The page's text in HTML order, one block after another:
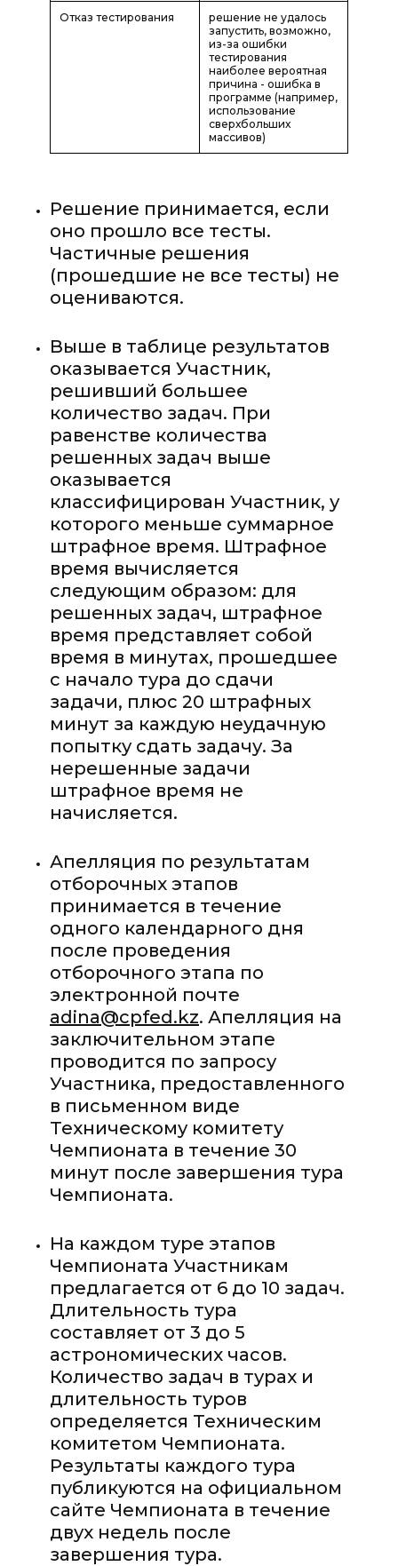
Отказ тестирования
решение не удалось
запустить, возможно,
из-за ошибки
тестирования
наиболее вероятная
причина - ошибка в
программе (например,
использование
сверхбольших
массивов)
Решение принимается, если
оно прошло все тесты.
Частичные решения
(прошедшие не все тесты) не
оцениваются.
Выше в таблице результатов
оказывается Участник,
решивший большее
количество задач. При
равенстве количества
решенных задач выше
оказывается
классифицирован Участник, у
которого меньше суммарное
штрафное время. Штрафное
время вычисляется
следующим образом: для
решенных задач, штрафное
время представляет собой
время в минутах, прошедшее
с начало тура до сдачи
задачи, плюс 20 штрафных
минут за каждую неудачную
попытку сдать задачу. За
нерешенные задачи
штрафное время не
начисляется.
Апелляция по результатам
отборочных этапов
принимается в течение
одного календарного дня
после проведения
отборочного этапа по
электронной почте
adina@cpfed.kz. Апелляция на
заключительном этапе
проводится по запросу
Участника, предоставленного
в письменном виде
Техническому комитету
Чемпионата в течение 30
минут после завершения тура
Чемпионата.
На каждом туре этапов
Чемпионата Участникам
предлагается от 6 до 10 задач.
Длительность тура
составляет от 3 до 5
астрономических часов.
Количество задач в турах и
длительность туров
определяется Техническим
комитетом Чемпионата.
Результаты каждого тура
публикуются на официальном
сайте Чемпионата в течение
двух недель после
завершения тура.